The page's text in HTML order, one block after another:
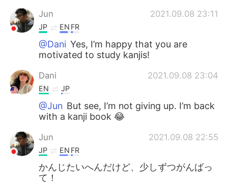
Jun 2021.09.08 23:11
JP EN FR
@Dani Yes, I’m happy that you are
motivated to study kanjis!
Dani 2021.09.08 23:04
EN JP
@Jun But see, I’m not giving up. I’m back
with a kanji book 😂
Jun 2021.09.08 22:55
JP EN FR
かんじたいへんだけど、少しずつがんばっ
て！